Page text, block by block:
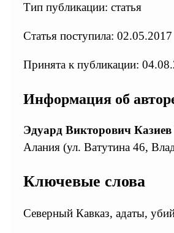
Тип публикации: статья
Статья поступила: 02.05.2017
Принята к публикации:
Информация об
Эдуард Викторович Казиев
Алания (ул. Ватутина 46,
Ключевые слова
Северный Кавказ, адаты,